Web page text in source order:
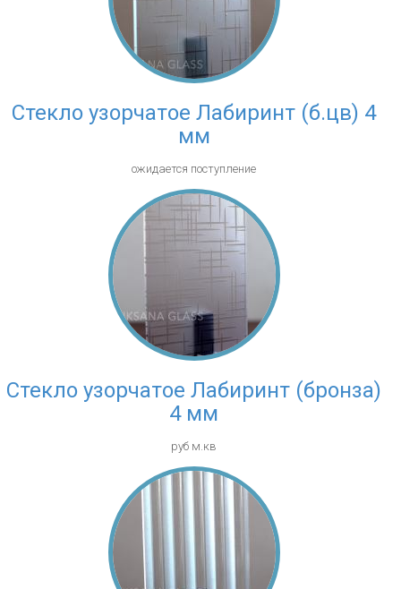
Стекло узорчатое Лабиринт (б.цв) 4
мм
ожидается поступление
Стекло узорчатое Лабиринт (бронза)
4 мм
руб м.кв